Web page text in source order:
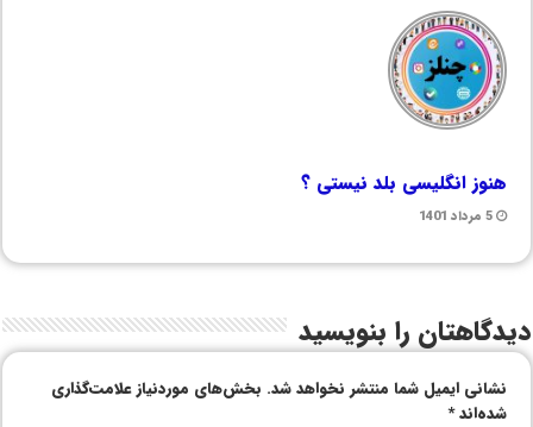
هنوز انگلیسی بلد نیستی ؟
5 مرداد 1401
دیدگاهتان را بنویسید
نشانی ایمیل شما منتشر نخواهد شد. بخش‌های موردنیاز علامت‌گذاری
شده‌اند*